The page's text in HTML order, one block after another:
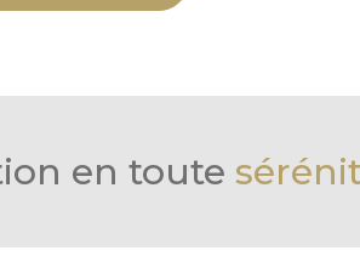
en toute